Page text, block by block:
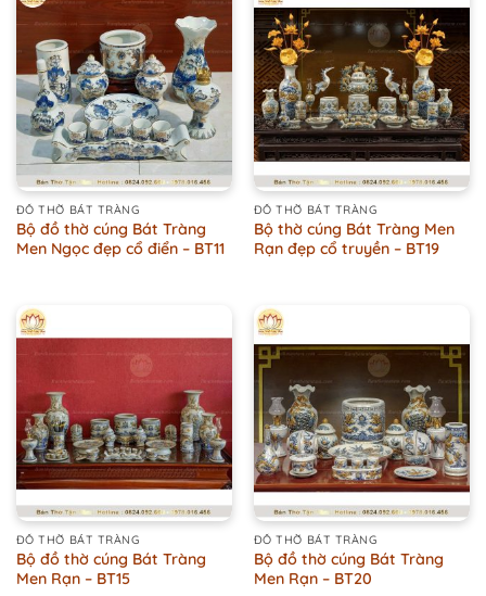
ĐỒ THỜ BÁT TRÀNG
Bộ đồ thờ cúng Bát Tràng
Men Ngọc đẹp cổ điển – BT11
ĐỒ THỜ BÁT TRÀNG
Bộ thờ cúng Bát Tràng Men
Rạn đẹp cổ truyền – BT19
ĐỒ THỜ BÁT TRÀNG
Bộ đồ thờ cúng Bát Tràng
Men Rạn – BT15
ĐỒ THỜ BÁT TRÀNG
Bộ đồ thờ cúng Bát Tràng
Men Rạn – BT20